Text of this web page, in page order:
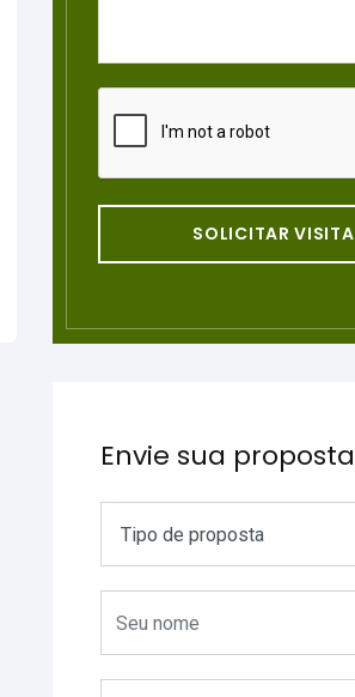
SOLICITAR VISITA
Envie sua proposta